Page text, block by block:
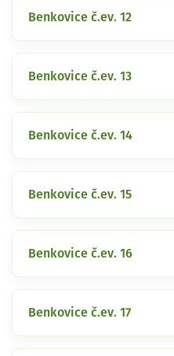
Benkovice č.ev. 12
Benkovice č.ev. 13
Benkovice č.ev. 14
Benkovice č.ev. 15
Benkovice č.ev. 16
Benkovice č.ev. 17